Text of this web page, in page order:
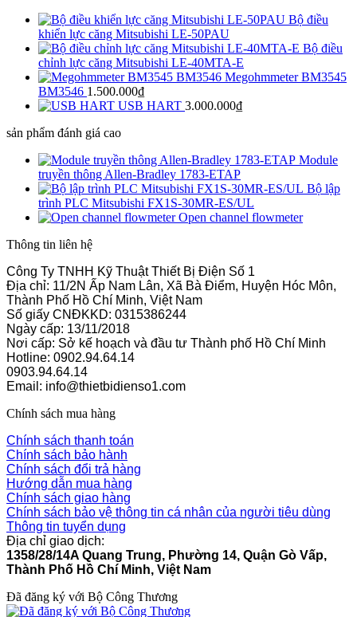
Bộ điều
khiển lực căng Mitsubishi LE-50PAU
Bộ điều
chỉnh lực căng Mitsubishi LE-40MTA-E
Megohmmeter BM3545
BM3546 1.500.000₫
USB HART 3.000.000₫
sản phẩm đánh giá cao
Module
truyền thông Allen-Bradley 1783-ETAP
Bộ lập
trình PLC Mitsubishi FX1S-30MR-ES/UL
Open channel flowmeter
Thông tin liên hệ
Công Ty TNHH Kỹ Thuật Thiết Bị Điện Số 1
Địa chỉ: 11/2N Ấp Nam Lân, Xã Bà Điểm, Huyện Hóc Môn,
Thành Phố Hồ Chí Minh, Việt Nam
Số giấy CNĐKKD: 0315386244
Ngày cấp: 13/11/2018
Nơi cấp: Sở kế hoạch và đầu tư Thành phố Hồ Chí Minh
Hotline: 0902.94.64.14
0903.94.64.14
Email: info@thietbidienso1.com
Chính sách mua hàng
Chính sách thanh toán
Chính sách bảo hành
Chính sách đổi trả hàng
Hướng dẫn mua hàng
Chính sách giao hàng
Chính sách bảo vệ thông tin cá nhân của người tiêu dùng
Thông tin tuyển dụng
Địa chỉ giao dịch:
1358/28/14A Quang Trung, Phường 14, Quận Gò Vấp,
Thành Phố Hồ Chí Minh, Việt Nam
Đã đăng ký với Bộ Công Thương